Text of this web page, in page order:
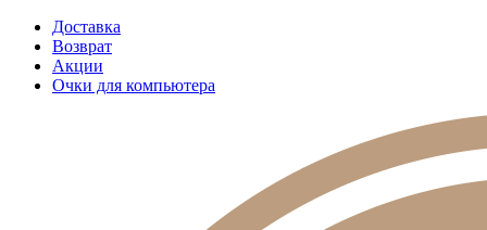
Доставка
Возврат
Акции
Очки для компьютера